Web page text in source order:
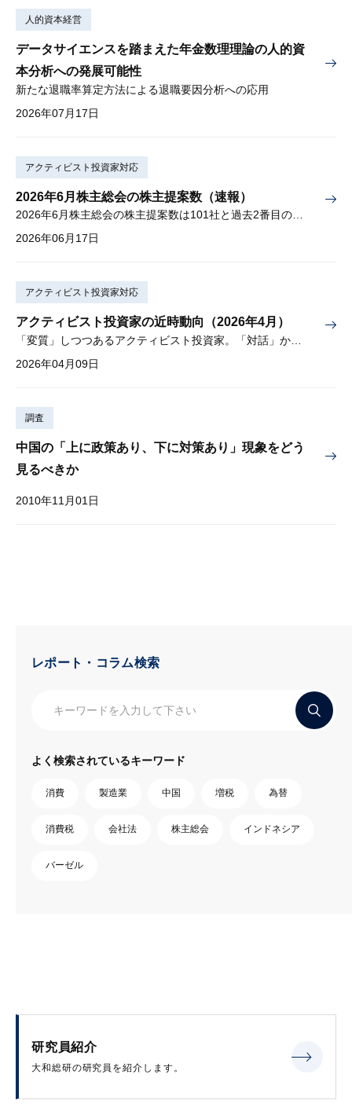
人的資本経営
データサイエンスを踏まえた年金数理理論の人的資
本分析への発展可能性
新たな退職率算定方法による退職要因分析への応用
2026年07月17日
アクティビスト投資家対応
2026年6月株主総会の株主提案数（速報）
2026年6月株主総会の株主提案数は101社と過去2番目の多さ
2026年06月17日
アクティビスト投資家対応
アクティビスト投資家の近時動向（2026年4月）
2026年04月09日
調査
中国の「上に政策あり、下に対策あり」現象をどう
見るべきか
2010年11月01日
レポート・コラム検索
よく検索されているキーワード
消費 製造業 中国 増税 為替
消費税 会社法 株主総会 インドネシア
バーゼル
研究員紹介
大和総研の研究員を紹介します。